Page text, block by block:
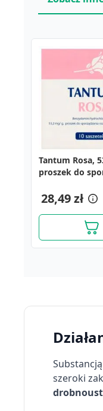
Tantum Rosa,
proszek do
saszetek
28,49 zł
szeroki